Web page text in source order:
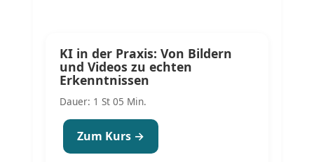
KI in der Praxis: Von Bildern
und Videos zu echten
Erkenntnissen
Dauer: 1 St 05 Min.
Zum Kurs →